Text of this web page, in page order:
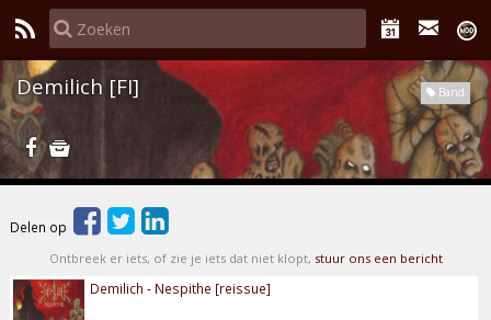
Band
Demilich [FI]
Delen op
Ontbreek er iets, of zie je iets dat niet klopt, stuur ons een bericht
Demilich - Nespithe [reissue]